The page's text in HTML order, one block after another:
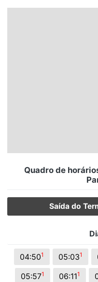
Quadro de
Saída do
04:501 05:031
05:571 06:111